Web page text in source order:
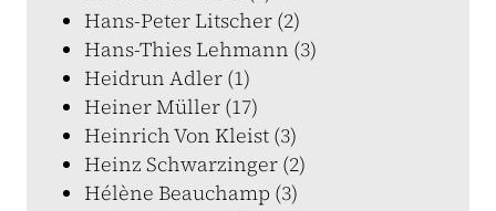
Hans-Peter Litscher (2)
Hans-Thies Lehmann (3)
Heidrun Adler (1)
Heiner Müller (17)
Heinrich Von Kleist (3)
Heinz Schwarzinger (2)
Hélène Beauchamp (3)